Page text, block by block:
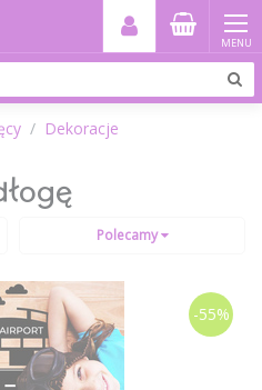
MENU
Dekoracje
Polecamy
-55%